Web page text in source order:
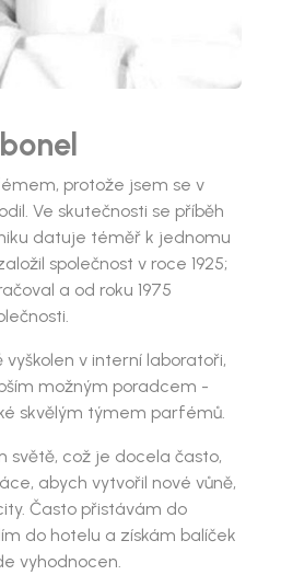
protože jsem se v
Ve skutečnosti se příběh
datuje téměř k jednomu
společnost v roce 1925;
a od roku 1975
v interní laboratoři,
možným poradcem -
skvělým týmem parfémů.
světě, což je docela často,
abych vytvořil nové vůně,
Často přistávám do
do hotelu a získám balíček
vyhodnocen.